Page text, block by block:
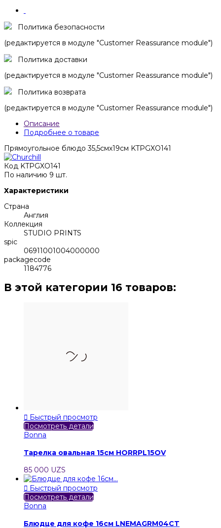
Политика безопасности
(редактируется в модуле "Customer Reassurance module")
Политика доставки
(редактируется в модуле "Customer Reassurance module")
Политика возврата
(редактируется в модуле "Customer Reassurance module")
Описание
Подробнее о товаре
Прямоугольное блюдо 35,5смх19см KTPGXO141
Код KTPGXO141
По наличию 9 шт.
Характеристики
Страна
Англия
Коллекция
STUDIO PRINTS
spic
06911001004000000
packagecode
1184776
В этой категории 16 товаров:
 Быстрый просмотр
Посмотреть детали
Bonna
Тарелка овальная 15см HORRPL15OV
85 000 UZS
 Быстрый просмотр
Посмотреть детали
Bonna
Блюдце для кофе 16см LNEMAGRM04CT